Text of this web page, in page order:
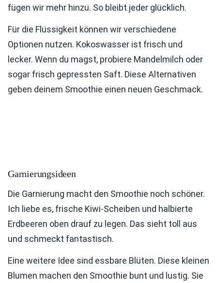
fügen wir mehr hinzu. So bleibt jeder glücklich.
Für die Flüssigkeit können wir verschiedene
Optionen nutzen. Kokoswasser ist frisch und
lecker. Wenn du magst, probiere Mandelmilch oder
sogar frisch gepressten Saft. Diese Alternativen
geben deinem Smoothie einen neuen Geschmack.
Garnierungsideen
Die Garnierung macht den Smoothie noch schöner.
Ich liebe es, frische Kiwi-Scheiben und halbierte
Erdbeeren oben drauf zu legen. Das sieht toll aus
und schmeckt fantastisch.
Eine weitere Idee sind essbare Blüten. Diese kleinen
Blumen machen den Smoothie bunt und lustig. Sie